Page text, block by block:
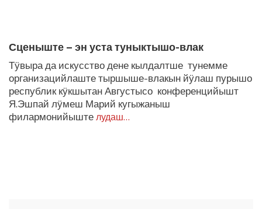
Сценыште – эн уста туныктышо-влак
Тӱвыра да искусство дене кылдалтше тунемме
организацийлаште тыршыше-влакын йӱлаш пурышо
республик кӱкшытан Августысо конференцийышт
Я.Эшпай лӱмеш Марий кугыжаныш
филармонийыштелудаш…